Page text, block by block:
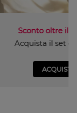
Sconto oltre il
Acquista il set
ACQUISTA